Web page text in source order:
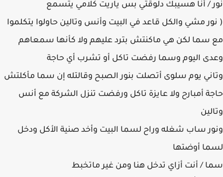
نور / أنا هسيبك دلوقتي بس ياريت كلامي يتسمع
( نور مشي والكل قاعد في البيت وأنس وتالين حاولوا يتكلموا
مع سما لكن هي ماكنتش بترد عليهم ولا كأنها سمعاهم
وعدى اليوم وسما رفضت تاكل أو تشرب أي حاجة
وتاني يوم سلوى أتصلت بنور الصبح وقالتله إن سما مأكلتش
حاجة أمبارح ولا عايزة تاكل ورفضت تنزل الشركة مع أنس
وتالين
ونور ساب شغله وراح لسما البيت وأخد صنية الأكل ودخل
لسما أوضتها
سما / أنت أزاي تدخل هنا ومن غير ماتخبط